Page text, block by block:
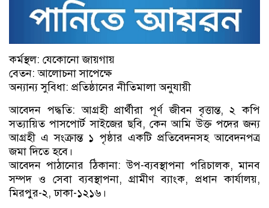
কর্মস্থল: যেকোনো জায়গায়
বেতন: আলোচনা সাপেক্ষে
অন্যান্য সুবিধা: প্রতিষ্ঠানের নীতিমালা অনুযায়ী
আবেদন পদ্ধতি: আগ্রহী প্রার্থীরা পূর্ণ জীবন বৃত্তান্ত, ২ কপি
সত্যায়িত পাসপোর্ট সাইজের ছবি, কেন আমি উক্ত পদের জন্য
আগ্রহী এ সংক্রান্ত ১ পৃষ্ঠার একটি প্রতিবেদনসহ আবেদনপত্র
জমা দিতে হবে।
আবেদন পাঠানোর ঠিকানা: উপ-ব্যবস্থাপনা পরিচালক, মানব
সম্পদ ও সেবা ব্যবস্থাপনা, গ্রামীণ ব্যাংক, প্রধান কার্যালয়,
মিরপুর-২, ঢাকা-১২১৬।